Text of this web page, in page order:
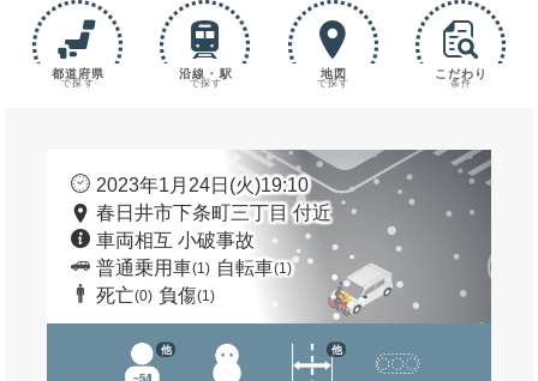
都道府県
で探す
沿線・駅
で探す
地図
で探す
こだわり
条件
2023年1月24日(火)19:10
春日井市下条町三丁目 付近
車両相互 小破事故
普通乗用車(1) 自転車(1)
死亡(0) 負傷(1)
他 他